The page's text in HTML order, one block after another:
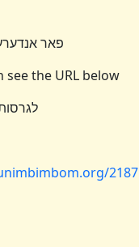
פאר אנדערע
the URL below
2187/